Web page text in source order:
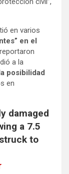
en varios
en el
a la
posibilidad
en
damaged
a 7.5
to